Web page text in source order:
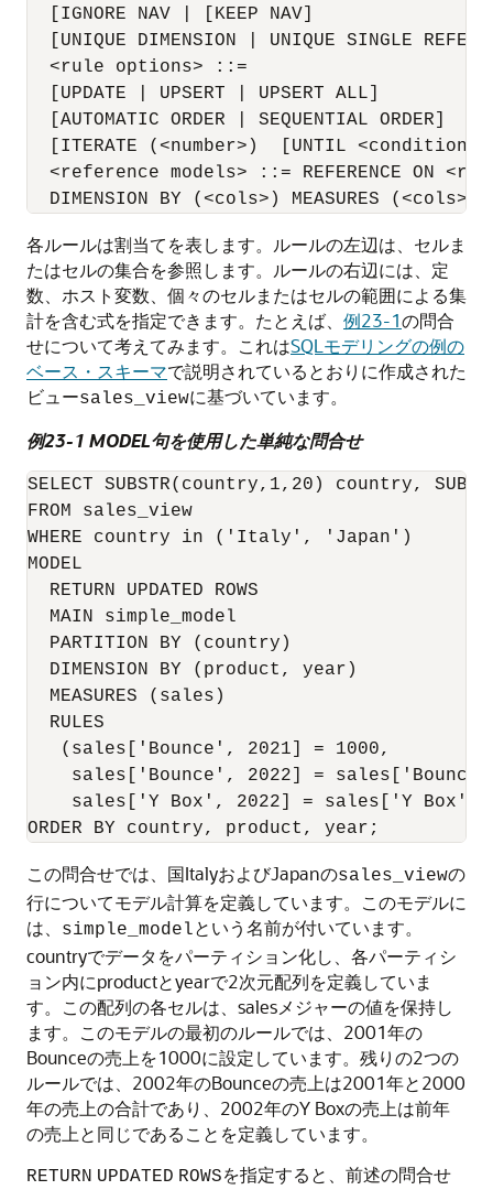
  [IGNORE NAV | [KEEP NAV]
[UNIQUE DIMENSION | UNIQUE SINGLE
  <rule options> ::=
  [UPDATE | UPSERT | UPSERT ALL]
  [AUTOMATIC ORDER | SEQUENTIAL ORDER]
[ITERATE (<number>)  [UNTIL
<reference models> ::= REFERENCE ON
各ルールは割当てを表します。ルールの左辺は、セルま
たはセルの集合を参照します。ルールの右辺には、定
数、ホスト変数、個々のセルまたはセルの範囲による集
計を含む式を指定できます。たとえば、 例23-1の問合
せについて考えてみます。これはSQLモデリングの例の
ベース・スキーマで説明されているとおりに作成された
ビューsales_viewに基づいています。
例23-1 MODEL句を使用した単純な問合せ
SELECT SUBSTR(country,1,20) country,
FROM sales_view
WHERE country in ('Italy', 'Japan')
MODEL
  RETURN UPDATED ROWS
  MAIN simple_model
  PARTITION BY (country)
  DIMENSION BY (product, year)
  MEASURES (sales)
  RULES
   (sales['Bounce', 2021] = 1000,
sales['Bounce', 2022] =
sales['Y Box', 2022] = sales['Y Box',
この問合せでは、国ItalyおよびJapanのsales_viewの
行についてモデル計算を定義しています。このモデルに
は、
simple_modelという名前が付いています。
countryでデータをパーティション化し、各パーティシ
ョン内にproductとyearで2次元配列を定義していま
す。この配列の各セルは、salesメジャーの値を保持し
ます。このモデルの最初のルールでは、2001年の
Bounceの売上を1000に設定しています。残りの2つの
ルールでは、2002年のBounceの売上は2001年と2000
年の売上の合計であり、2002年のY Boxの売上は前年
の売上と同じであることを定義しています。
RETURN UPDATED ROWSを指定すると、前述の問合せ